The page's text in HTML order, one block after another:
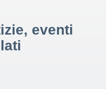
eventi